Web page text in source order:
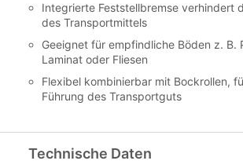
Integrierte Feststellbremse verhindert
des Transportmittels
Geeignet für empfindliche Böden z. B.
Laminat oder Fliesen
Flexibel kombinierbar mit Bockrollen,
Führung des Transportguts
Technische Daten